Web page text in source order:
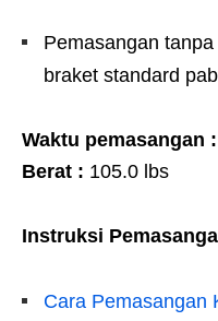
Pemasangan
braket standard
Waktu pemasangan :
Berat : 105.0 lbs
Instruksi
Cara Pemasangan